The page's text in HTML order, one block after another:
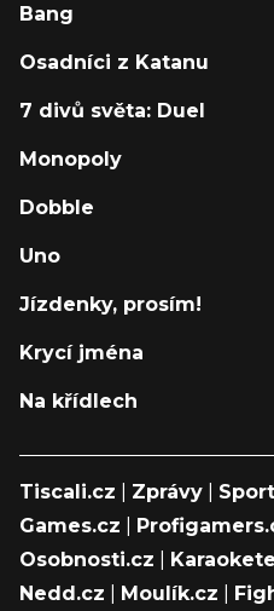
Bang
Osadníci z Katanu
7 divů světa: Duel
Monopoly
Dobble
Uno
Jízdenky, prosím!
Krycí jména
Na křídlech
Tiscali.cz Zprávy Sport
Games.cz
Osobnosti.cz
Nedd.cz
Moulík.cz